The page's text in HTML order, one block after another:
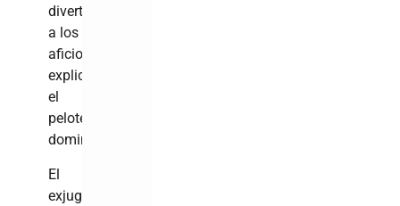
divertir
a los
aficionados»,
explicó
el
pelotero
dominicano.
El
exjugador